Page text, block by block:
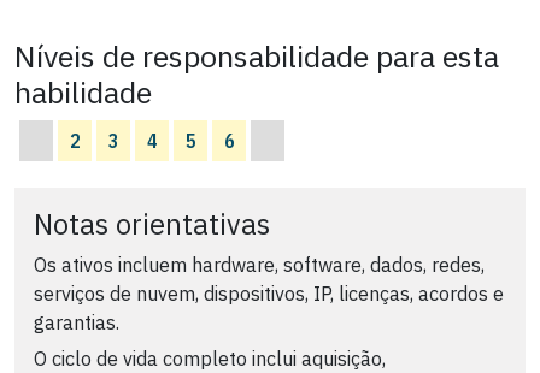
Níveis de responsabilidade para esta
habilidade
2 3 4 5 6
Notas orientativas
Os ativos incluem hardware, software, dados, redes,
serviços de nuvem, dispositivos, IP, licenças, acordos e
garantias.
O ciclo de vida completo inclui aquisição,